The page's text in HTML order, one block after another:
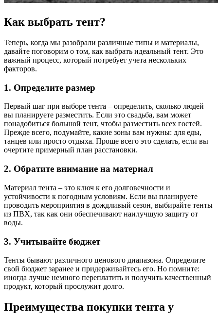
Как выбрать тент?
Теперь, когда мы разобрали различные типы и материалы,
давайте поговорим о том, как выбрать идеальный тент. Это
важный процесс, который потребует учета нескольких
факторов.
1. Определите размер
Первый шаг при выборе тента – определить, сколько людей
вы планируете разместить. Если это свадьба, вам может
понадобиться большой тент, чтобы разместить всех гостей.
Прежде всего, подумайте, какие зоны вам нужны: для еды,
танцев или просто отдыха. Проще всего это сделать, если вы
очертите примерный план расстановки.
2. Обратите внимание на материал
Материал тента – это ключ к его долговечности и
устойчивости к погодным условиям. Если вы планируете
проводить мероприятия в дождливый сезон, выбирайте тенты
из ПВХ, так как они обеспечивают наилучшую защиту от
воды.
3. Учитывайте бюджет
Тенты бывают различного ценового диапазона. Определите
свой бюджет заранее и придерживайтесь его. Но помните:
иногда лучше немного переплатить и получить качественный
продукт, который прослужит долго.
Преимущества покупки тента у